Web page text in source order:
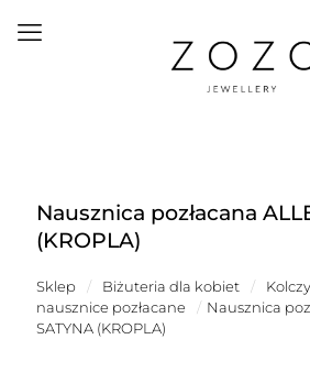
Nausznica pozłacana
(KROPLA)
Sklep / Biżuteria dla kobiet /
nausznice pozłacane
/ Nausznica
SATYNA (KROPLA)